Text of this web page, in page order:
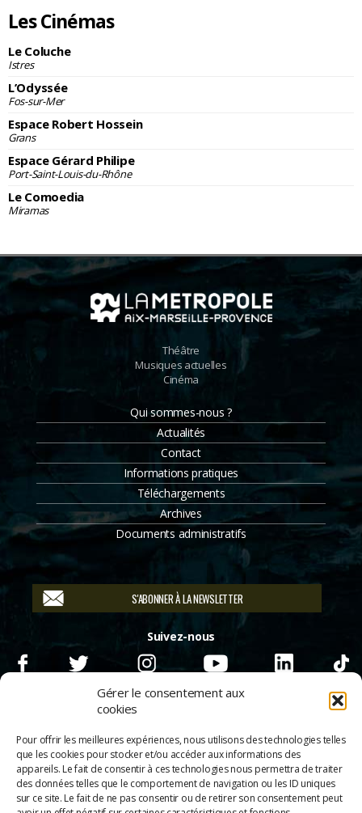
Gérer le consentement aux
cookies
Pour offrir les meilleures expériences, nous utilisons des technologies telles
que les cookies pour stocker et/ou accéder aux informations des
appareils. Le fait de consentir à ces technologies nous permettra de traiter
des données telles que le comportement de navigation ou les ID uniques
sur ce site. Le fait de ne pas consentir ou de retirer son consentement peut
Les Cinémas
Le Coluche
Istres
L’Odyssée
Fos-sur-Mer
Espace Robert Hossein
Grans
Espace Gérard Philipe
Port-Saint-Louis-du-Rhône
Le Comoedia
Miramas
Théâtre
Musiques actuelles
Cinéma
Qui sommes-nous ?
Actualités
Contact
Informations pratiques
Téléchargements
Archives
Documents administratifs
S'ABONNER À LA NEWSLETTER
Suivez-nous